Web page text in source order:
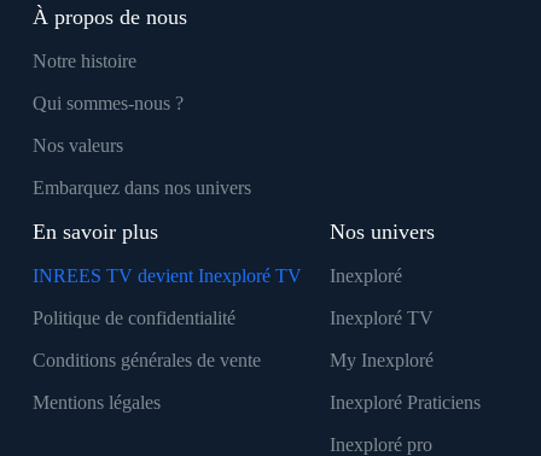
À propos de nous
Notre histoire
Qui sommes-nous ?
Nos valeurs
Embarquez dans nos univers
En savoir plus
INREES TV devient Inexploré TV
Politique de confidentialité
Conditions générales de vente
Mentions légales
Nos univers
Inexploré
Inexploré TV
My Inexploré
Inexploré Praticiens
Inexploré pro